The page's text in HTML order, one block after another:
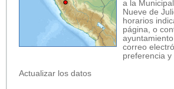
a la
Nueve de
horarios
página, o
correo
preferencia y
Actualizar los datos